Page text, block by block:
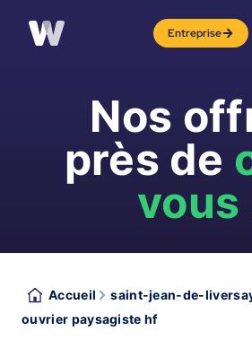
Entreprise
Nos
près de
vous
Accueil
saint-jean-de-
ouvrier paysagiste hf